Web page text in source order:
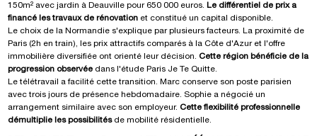
150m² avec jardin à Deauville pour 650 000 euros. Le différentiel de prix a
financé les travaux de rénovation et constitué un capital disponible.
Le choix de la Normandie s'explique par plusieurs facteurs. La proximité de
Paris (2h en train), les prix attractifs comparés à la Côte d'Azur et l'offre
immobilière diversifiée ont orienté leur décision.Cette région bénéficie de la
progression observée dans l'étude Paris Je Te Quitte.
Le télétravail a facilité cette transition. Marc conserve son poste parisien
avec trois jours de présence hebdomadaire. Sophie a négocié un
arrangement similaire avec son employeur.Cette flexibilité professionnelle
démultiplie les possibilitésde mobilité résidentielle.